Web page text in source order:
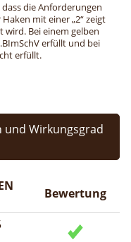
die Anforderungen
mit einer „2“ zeigt
wird. Bei einem gelben
erfüllt und bei
erfüllt.
und Wirkungsgrad
Bewertung